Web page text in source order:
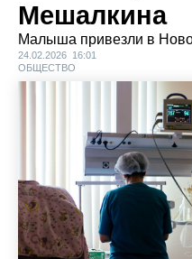
Мешалкина
Малыша привезли в
24.02.2026 16:01
ОБЩЕСТВО